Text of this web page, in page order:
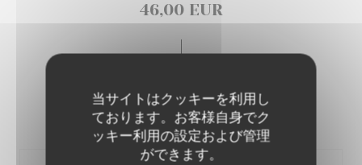
当サイトはクッキーを利用し
ております。お客様自身でク
ッキー利用の設定および管理
ができます。
46,00 EUR
MENU DÉCOUVERTE DE LA SEMAINE
46,00 EUR